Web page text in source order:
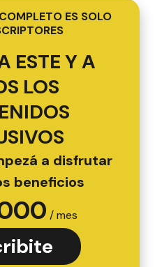
ES SOLO
ESTE Y A
LOS
a disfrutar
beneficios
/ mes